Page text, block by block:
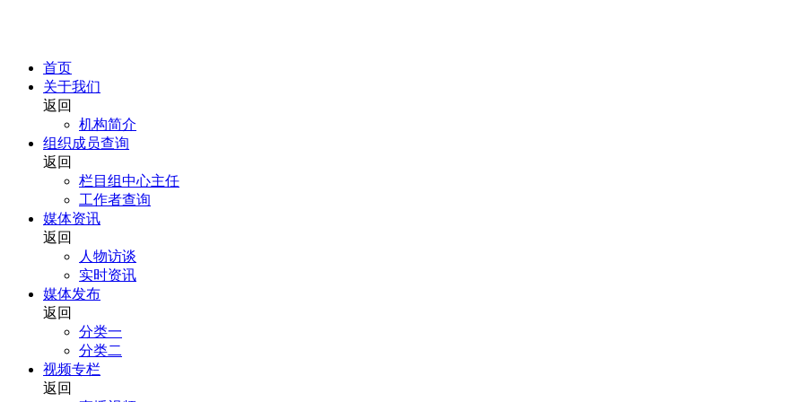
首页
关于我们
返回
机构简介
组织成员查询
返回
栏目组中心主任
工作者查询
媒体资讯
返回
人物访谈
实时资讯
媒体发布
返回
分类一
分类二
视频专栏
返回